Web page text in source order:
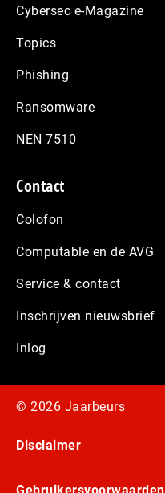
Cybersec e-Magazine
Topics
Phishing
Ransomware
NEN 7510
Contact
Colofon
Computable en de AVG
Service & contact
Inschrijven nieuwsbrief
Inlog
© 2026 Jaarbeurs
Disclaimer